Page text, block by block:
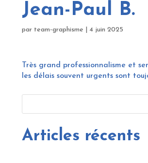
Jean-Paul B.
par team-graphisme 4 juin 2025
Très grand professionnalisme et
les délais souvent urgents sont
Articles récents